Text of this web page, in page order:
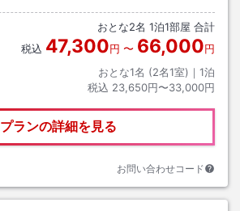
おとな2名 1泊1部屋 合計
税込 47,300円 〜 66,000円
おとな1名 (2名1室)｜ 1泊
税込 23,650円〜33,000円
プランの詳細を見る
お問い合わせコード